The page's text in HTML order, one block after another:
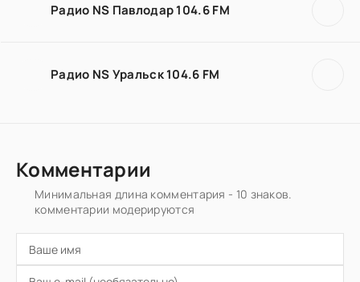
Радио NS Павлодар 104.6 FM
Радио NS Уральск 104.6 FM
Комментарии
Минимальная длина комментария - 10 знаков.
комментарии модерируются